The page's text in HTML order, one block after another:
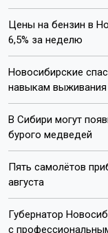
Цены на бензин в
6,5% за неделю
Новосибирские
навыкам выживания
В Сибири могут
бурого медведей
Пять самолётов
августа
Губернатор
с